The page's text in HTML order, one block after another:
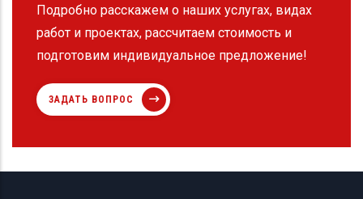
Подробно расскажем о наших услугах, видах
работ и проектах, рассчитаем стоимость и
подготовим индивидуальное предложение!
ЗАДАТЬ ВОПРОС